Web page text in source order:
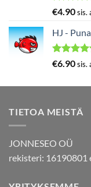
Arvostelu
5.00
/ 5
€4.90sis.
HJ -
Arvostelu
€6.90sis.
TIETOA MEISTÄ
JONNESEO OÜ
rekisteri: 16190801